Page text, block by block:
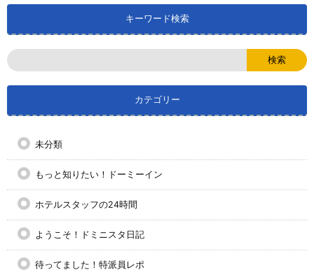
キーワード検索
カテゴリー
未分類
もっと知りたい！ドーミーイン
ホテルスタッフの24時間
ようこそ！ドミニスタ日記
待ってました！特派員レポ